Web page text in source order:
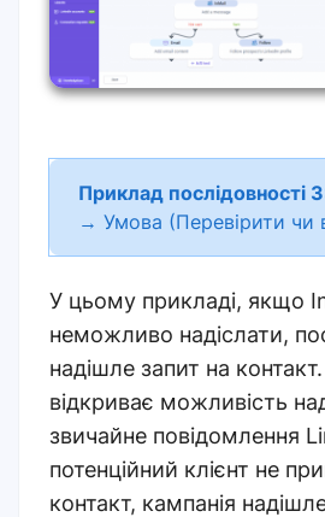
Приклад послідовності
→ Умова (Перевірити чи
У цьому прикладі, якщо
неможливо надіслати,
надішле запит на
відкриває можливість
звичайне повідомлення
потенційний клієнт не
контакт, кампанія